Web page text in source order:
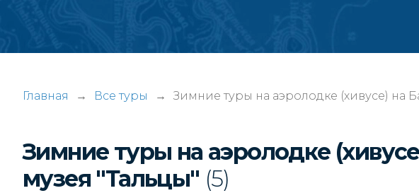
Главная → Все туры → Зимние туры на аэролодке (хивусе) на
Зимние туры на аэролодке
музея "Тальцы" (5)